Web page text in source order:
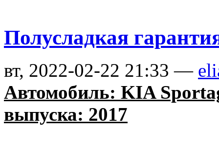
Полусладкая
вт, 2022-02-22 21:33 —
Автомобиль: KIA
выпуска: 2017